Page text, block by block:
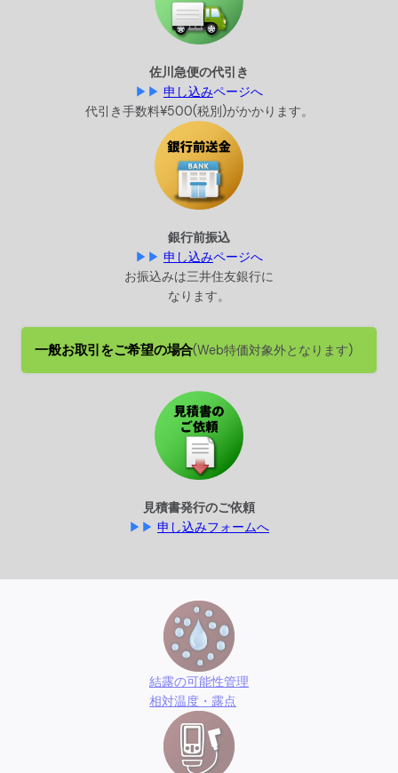
結露の可能性管理
相対温度・露点
佐川急便の代引き
▶▶ 申し込みページへ
代引き手数料¥500(税別)がかかります。
銀行前振込
▶▶ 申し込みページへ
お振込みは三井住友銀行に
なります。
一般お取引をご希望の場合(Web特価対象外となります)
見積書発行のご依頼
▶▶ 申し込みフォームへ